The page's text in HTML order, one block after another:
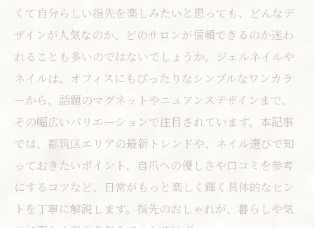
くて自分らしい指先を楽しみたいと思っても、どんなデ
ザインが人気なのか、どのサロンが信頼できるのか迷わ
れることも多いのではないでしょうか。ジェルネイルや
ネイルは、オフィスにもぴったりなシンプルなワンカラ
ーから、話題のマグネットやニュアンスデザインまで、
その幅広いバリエーションで注目されています。本記事
では、都筑区エリアの最新トレンドや、ネイル選びで知
っておきたいポイント、自爪への優しさや口コミを参考
にするコツなど、日常がもっと楽しく輝く具体的なヒン
トを丁寧に解説します。指先のおしゃれが、暮らしや気